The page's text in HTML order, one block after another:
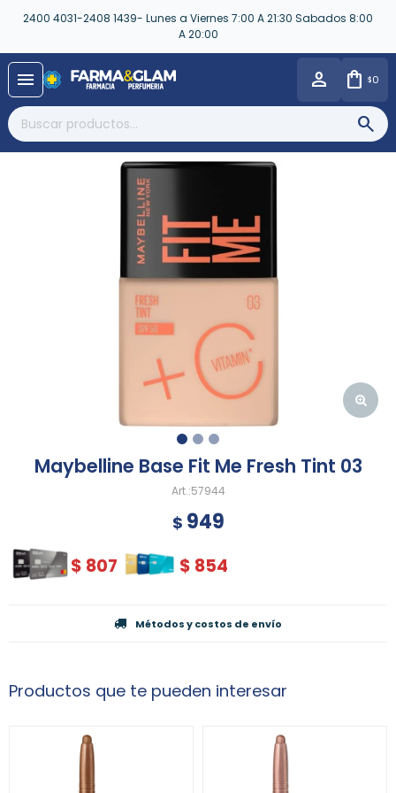
2400 4031-2408 1439- Lunes a Viernes 7:00 A 21:30 Sabados 8:00
A 20:00
menu $0
Maybelline Base Fit Me Fresh Tint 03
57944
$ 949
$ 807 $ 854
Métodos y costos de envío
Productos que te pueden interesar